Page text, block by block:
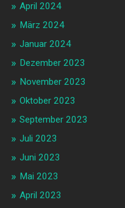
April 2024
März 2024
Januar 2024
Dezember 2023
November 2023
Oktober 2023
September 2023
Juli 2023
Juni 2023
Mai 2023
April 2023